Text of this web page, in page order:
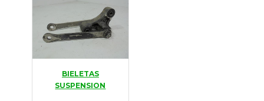
BIELETAS
SUSPENSION